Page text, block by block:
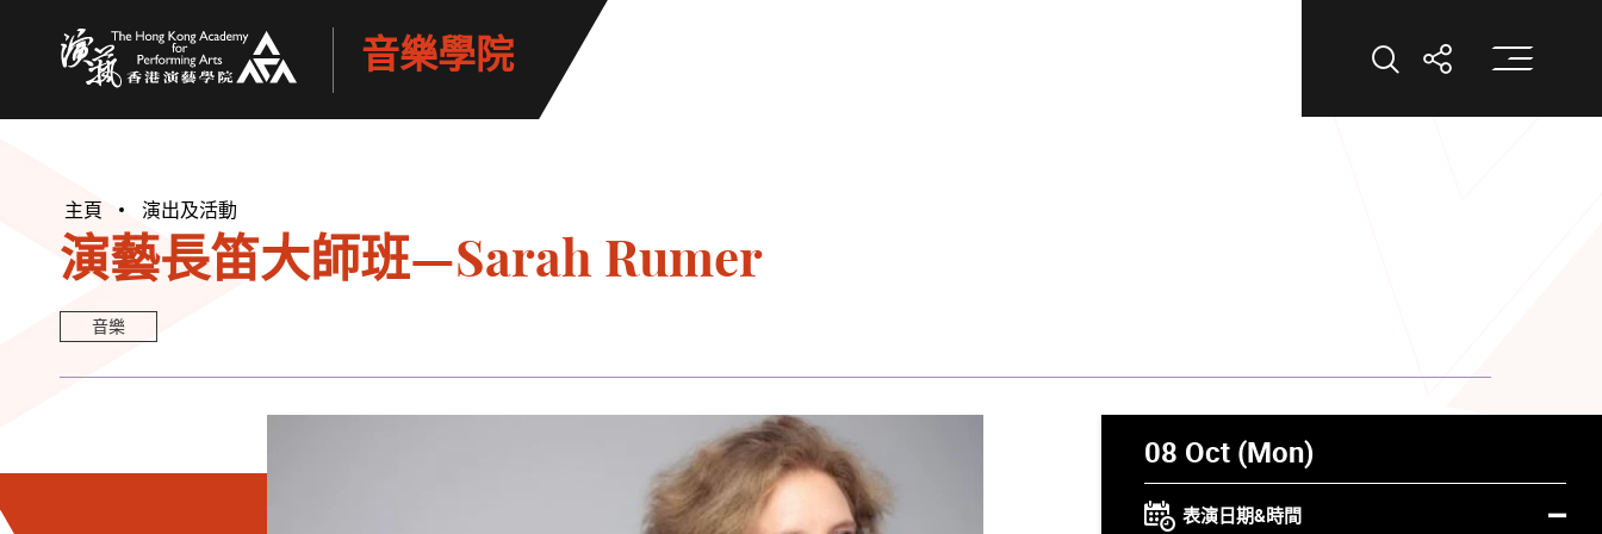
音樂學院 打開搜索打開分享打
主頁 演出及活動
演藝長笛大師班—Sarah Rumer
音樂
08 Oct (Mon)
表演日期&時間